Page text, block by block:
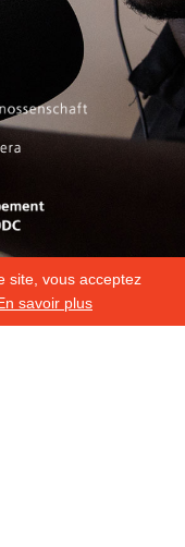
site, vous acceptez
savoir plus